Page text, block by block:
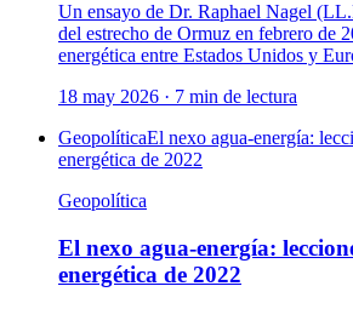
Un ensayo de Dr. Raphael Nagel
del estrecho de Ormuz en febrero de
energética entre Estados Unidos y
18 may 2026 · 7 min de lectura
GeopolíticaEl nexo agua-energía:
energética de 2022
Geopolítica
El nexo agua-energía:
energética de 2022